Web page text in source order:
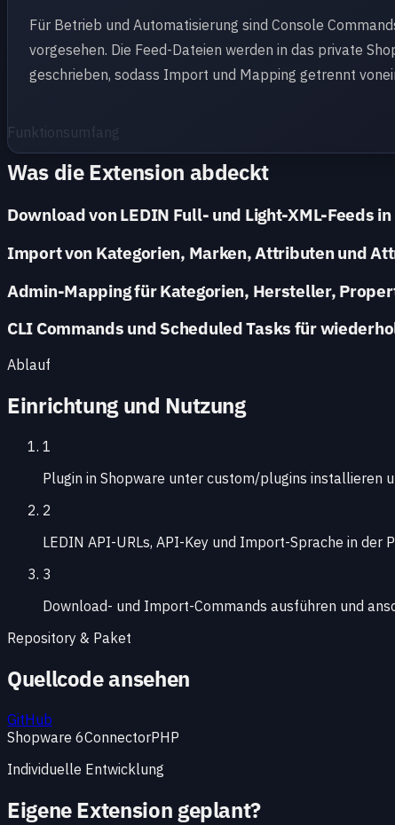
Für Betrieb und Automatisierung sind Console
vorgesehen. Die Feed-Dateien werden in das private
geschrieben, sodass Import und Mapping getrennt
Funktionsumfang
Was die Extension abdeckt
Download von LEDIN Full- und Light-XML-Feeds
Import von Kategorien, Marken, Attributen und
Admin-Mapping für Kategorien, Hersteller,
CLI Commands und Scheduled Tasks für
Ablauf
Einrichtung und Nutzung
1
Plugin in Shopware unter custom/plugins installieren
2
LEDIN API-URLs, API-Key und Import-Sprache in der
3
Download- und Import-Commands ausführen und
Repository & Paket
Quellcode ansehen
GitHub
Shopware 6ConnectorPHP
Individuelle Entwicklung
Eigene Extension geplant?